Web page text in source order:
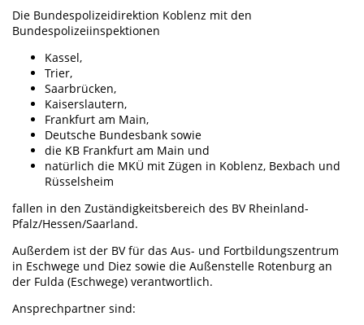
Die Bundespolizeidirektion Koblenz mit den
Bundespolizeiinspektionen
Kassel,
Trier,
Saarbrücken,
Kaiserslautern,
Frankfurt am Main,
Deutsche Bundesbank sowie
die KB Frankfurt am Main und
natürlich die MKÜ mit Zügen in Koblenz, Bexbach und
Rüsselsheim
fallen in den Zuständigkeitsbereich des BV Rheinland-
Pfalz/Hessen/Saarland.
Außerdem ist der BV für das Aus- und Fortbildungszentrum
in Eschwege und Diez sowie die Außenstelle Rotenburg an
der Fulda (Eschwege) verantwortlich.
Ansprechpartner sind: